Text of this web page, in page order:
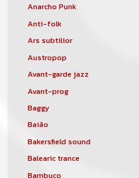
Anarcho Punk
Anti-folk
Ars subtilior
Austropop
Avant-garde jazz
Avant-prog
Baggy
Baião
Bakersfield sound
Balearic trance
Bambuco